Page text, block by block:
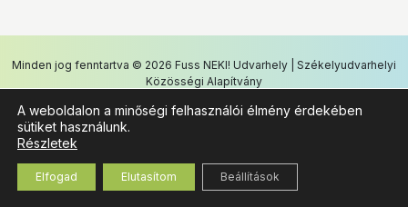
Minden jog fenntartva © 2026 Fuss NEKI! Udvarhely
| Székelyudvarhelyi
Közösségi Alapítvány
WordPress Design and Development by WebGurus
A weboldalon a minőségi felhasználói élmény érdekében
sütiket használunk.
Részletek
Elfogad Elutasítom Beállítások